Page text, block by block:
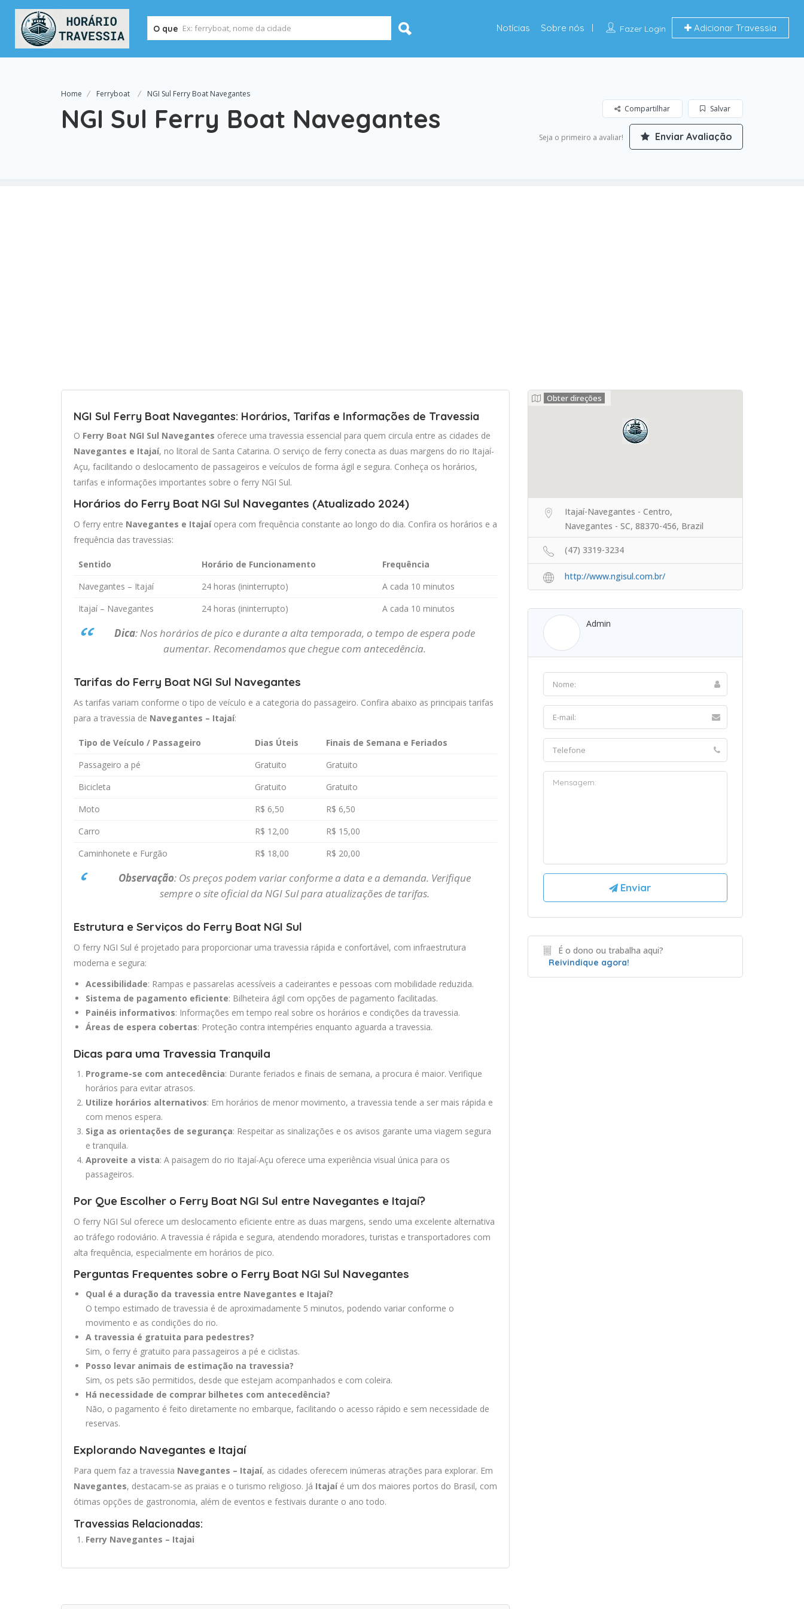
O que Fazer Login Adicionar Travessia
Notícias Sobre nós
Home Ferryboat NGI Sul Ferry Boat Navegantes
NGI Sul Ferry Boat Navegantes Salvar
Compartilhar
Seja o primeiro a avaliar! Enviar Avaliação
NGI Sul Ferry Boat Navegantes: Horários, Tarifas e Informações de Travessia
O Ferry Boat NGI Sul Navegantes oferece uma travessia essencial para quem circula entre as cidades de
Navegantes e Itajaí, no litoral de Santa Catarina. O serviço de ferry conecta as duas margens do rio Itajaí-
Açu, facilitando o deslocamento de passageiros e veículos de forma ágil e segura. Conheça os horários,
tarifas e informações importantes sobre o ferry NGI Sul.
Horários do Ferry Boat NGI Sul Navegantes (Atualizado 2024)
O ferry entre Navegantes e Itajaíopera com frequência constante ao longo do dia. Confira os horários e a
frequência das travessias:
Sentido Horário de Funcionamento
Frequência
Navegantes – Itajaí
24 horas (ininterrupto)
A cada 10 minutos
Itajaí – Navegantes
24 horas (ininterrupto) A cada 10 minutos
Dica: Nos horários de pico e durante a alta temporada, o tempo de espera pode
aumentar. Recomendamos que chegue com antecedência.
Tarifas do Ferry Boat NGI Sul Navegantes
As tarifas variam conforme o tipo de veículo e a categoria do passageiro. Confira abaixo as principais tarifas
para a travessia de Navegantes – Itajaí:
Tipo de Veículo / Passageiro Dias Úteis
Finais de Semana e Feriados
Passageiro a pé
Gratuito
Gratuito
Bicicleta
Gratuito
Gratuito
Moto
R$ 6,50
R$ 6,50
Carro
R$ 12,00
R$ 15,00
Caminhonete e Furgão
R$ 18,00 R$ 20,00
Observação: Os preços podem variar conforme a data e a demanda. Verifique
sempre o site oficial da NGI Sul para atualizações de tarifas.
Estrutura e Serviços do Ferry Boat NGI Sul
O ferry NGI Sul é projetado para proporcionar uma travessia rápida e confortável, com infraestrutura
moderna e segura:
Acessibilidade: Rampas e passarelas acessíveis a cadeirantes e pessoas com mobilidade reduzida.
Sistema de pagamento eficiente: Bilheteira ágil com opções de pagamento facilitadas.
Painéis informativos: Informações em tempo real sobre os horários e condições da travessia.
Áreas de espera cobertas: Proteção contra intempéries enquanto aguarda a travessia.
Dicas para uma Travessia Tranquila
Programe-se com antecedência: Durante feriados e finais de semana, a procura é maior. Verifique
horários para evitar atrasos.
Utilize horários alternativos: Em horários de menor movimento, a travessia tende a ser mais rápida e
com menos espera.
Siga as orientações de segurança: Respeitar as sinalizações e os avisos garante uma viagem segura
e tranquila.
Aproveite a vista: A paisagem do rio Itajaí-Açu oferece uma experiência visual única para os
passageiros.
Por Que Escolher o Ferry Boat NGI Sul entre Navegantes e Itajaí?
O ferry NGI Sul oferece um deslocamento eficiente entre as duas margens, sendo uma excelente alternativa
ao tráfego rodoviário. A travessia é rápida e segura, atendendo moradores, turistas e transportadores com
alta frequência, especialmente em horários de pico.
Perguntas Frequentes sobre o Ferry Boat NGI Sul Navegantes
Qual é a duração da travessia entre Navegantes e Itajaí?
O tempo estimado de travessia é de aproximadamente 5 minutos, podendo variar conforme o
movimento e as condições do rio.
A travessia é gratuita para pedestres?
Sim, o ferry é gratuito para passageiros a pé e ciclistas.
Posso levar animais de estimação na travessia?
Sim, os pets são permitidos, desde que estejam acompanhados e com coleira.
Há necessidade de comprar bilhetes com antecedência?
Não, o pagamento é feito diretamente no embarque, facilitando o acesso rápido e sem necessidade de
reservas.
Explorando Navegantes e Itajaí
Para quem faz a travessia Navegantes – Itajaí, as cidades oferecem inúmeras atrações para explorar. Em
Navegantes, destacam-se as praias e o turismo religioso. Já Itajaíé um dos maiores portos do Brasil, com
ótimas opções de gastronomia, além de eventos e festivais durante o ano todo.
Travessias Relacionadas:
Ferry Navegantes – Itajai
Obter direções
Itajaí-Navegantes - Centro,
Navegantes - SC, 88370-456, Brazil
(47) 3319-3234
http://www.ngisul.com.br/
Admin
É o dono ou trabalha aqui?
Reivindique agora!